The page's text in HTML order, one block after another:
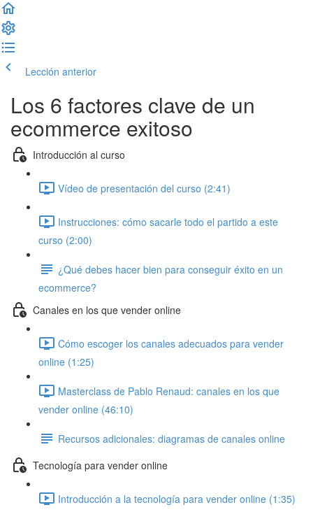
Lección anterior
Los 6 factores clave de un
ecommerce exitoso
Introducción al curso
Vídeo de presentación del curso (2:41)
Instrucciones: cómo sacarle todo el partido a este
curso (2:00)
¿Qué debes hacer bien para conseguir éxito en un
ecommerce?
Canales en los que vender online
Cómo escoger los canales adecuados para vender
online (1:25)
Masterclass de Pablo Renaud: canales en los que
vender online (46:10)
Recursos adicionales: diagramas de canales online
Tecnología para vender online
Introducción a la tecnología para vender online (1:35)